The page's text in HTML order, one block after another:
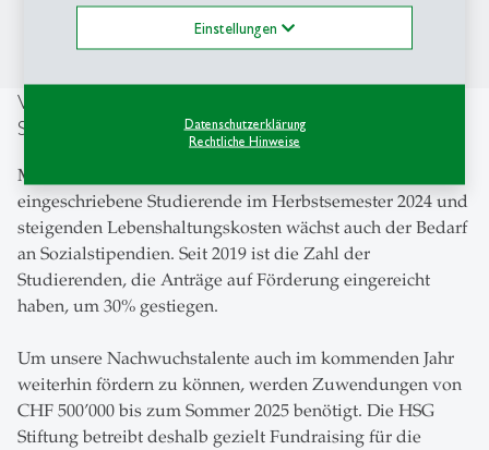
Einstellungen
Datenschutzerklärung
Rechtliche Hinweise
Wertvolle Spende für ambitionierte, talentierte
Studierende
Mit dem starken Wachstum der HSG auf rund 10‘000
eingeschriebene Studierende im Herbstsemester 2024 und
steigenden Lebenshaltungskosten wächst auch der Bedarf
an Sozialstipendien. Seit 2019 ist die Zahl der
Studierenden, die Anträge auf Förderung eingereicht
haben, um 30% gestiegen.
Um unsere Nachwuchstalente auch im kommenden Jahr
weiterhin fördern zu können, werden Zuwendungen von
CHF 500’000 bis zum Sommer 2025 benötigt. Die HSG
Stiftung betreibt deshalb gezielt Fundraising für die